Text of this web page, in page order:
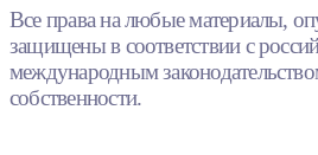
Все права на любые материалы,
защищены в соответствии с
международным
собственности.